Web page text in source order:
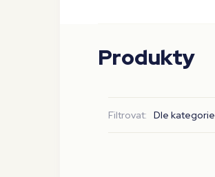
Produkty
Filtrovat: Dle kategorie